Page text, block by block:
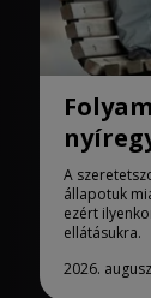
A
állapotuk
ezért
ellátásukra.
2026.